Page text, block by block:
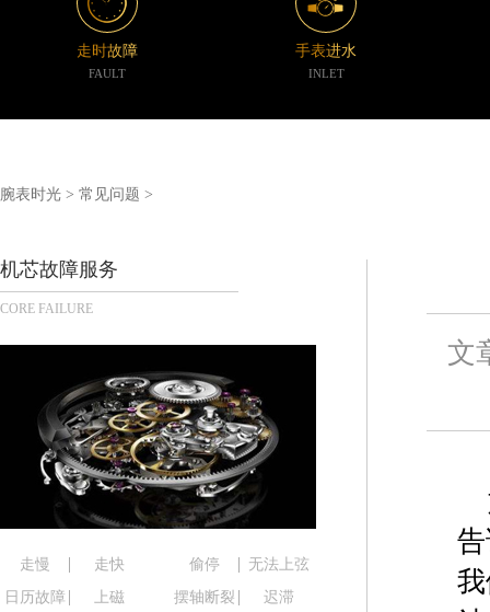
南京市秦淮区中山南路1号（新街口）南京中心写
常州市新北区龙锦路1590号现代传媒中心写字楼5
徐州市鼓楼区淮海东路29号苏宁广场IFC国际金融
嘉兴市南湖区广益路705号嘉兴世界贸易中心写字
南昌市红谷滩新区红谷中大道998号绿地双子塔（
济南市历下区经十路11111号华润中心写字楼（万
广州市天河区天河路230号万菱汇国际中心写字楼
广州市越秀区环市东路371-375号世界贸易中心大
深圳市罗湖区深南东路5001号华润大厦写字楼17
惠州市惠城区江北文昌一路7号华贸大厦写字楼1座
厦门市思明区湖滨东路95号华润大厦写字楼B座11
福州市鼓楼区五四路128-1号恒力城写字楼15层03
成都市锦江区人民东路6号SAC东原中心写字楼24
走时故障
FAULT
手表进水
INLET
腕表时光 > 常见问题 >
机芯故障服务
CORE FAILURE
走慢 走快 偷停
无法上弦
日历故障
上磁 摆轴断裂 迟滞
文